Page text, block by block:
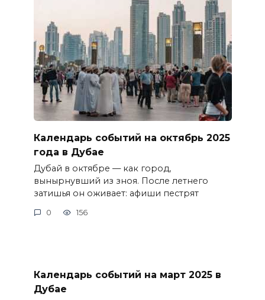
Календарь событий на октябрь 2025
года в Дубае
Дубай в октябре — как город,
вынырнувший из зноя. После летнего
затишья он оживает: афиши пестрят
0 156
Календарь событий на март 2025 в
Дубае